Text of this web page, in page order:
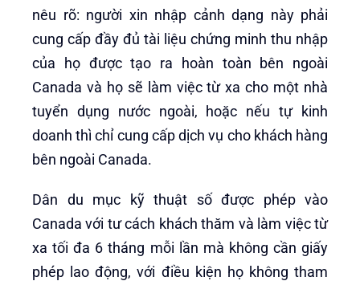
nêu rõ: người xin nhập cảnh dạng này phải
cung cấp đầy đủ tài liệu chứng minh thu nhập
của họ được tạo ra hoàn toàn bên ngoài
Canada và họ sẽ làm việc từ xa cho một nhà
tuyển dụng nước ngoài, hoặc nếu tự kinh
doanh thì chỉ cung cấp dịch vụ cho khách hàng
bên ngoài Canada.
Dân du mục kỹ thuật số được phép vào
Canada với tư cách khách thăm và làm việc từ
xa tối đa 6 tháng mỗi lần mà không cần giấy
phép lao động, với điều kiện họ không tham